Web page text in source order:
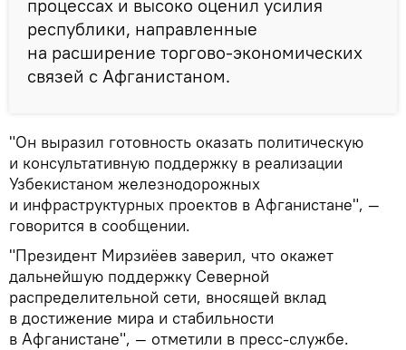
процессах и высоко оценил усилия
республики, направленные
на расширение торгово-экономических
связей с Афганистаном.
"Он выразил готовность оказать политическую
и консультативную поддержку в реализации
Узбекистаном железнодорожных
и инфраструктурных проектов в Афганистане", —
говорится в сообщении.
"Президент Мирзиёев заверил, что окажет
дальнейшую поддержку Северной
распределительной сети, вносящей вклад
в достижение мира и стабильности
в Афганистане", — отметили в пресс-службе.